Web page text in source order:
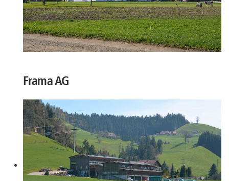
Frama AG